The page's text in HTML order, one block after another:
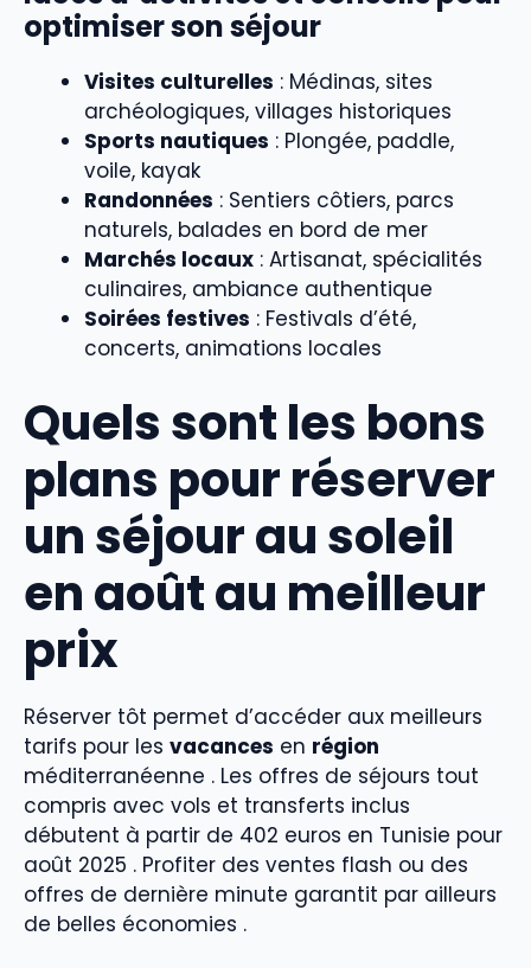
optimiser son séjour
Visites culturelles : Médinas, sites
archéologiques, villages historiques
Sports nautiques : Plongée, paddle,
voile, kayak
Randonnées : Sentiers côtiers, parcs
naturels, balades en bord de mer
Marchés locaux : Artisanat, spécialités
culinaires, ambiance authentique
Soirées festives : Festivals d’été,
concerts, animations locales
Quels sont les bons
plans pour réserver
un séjour au soleil
en août au meilleur
prix
Réserver tôt permet d’accéder aux meilleurs
tarifs pour les vacances en région
méditerranéenne . Les offres de séjours tout
compris avec vols et transferts inclus
débutent à partir de 402 euros en Tunisie pour
août 2025 . Profiter des ventes flash ou des
offres de dernière minute garantit par ailleurs
de belles économies .